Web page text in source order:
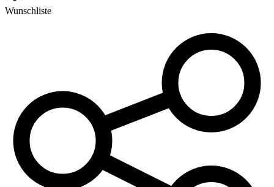
Wunschliste